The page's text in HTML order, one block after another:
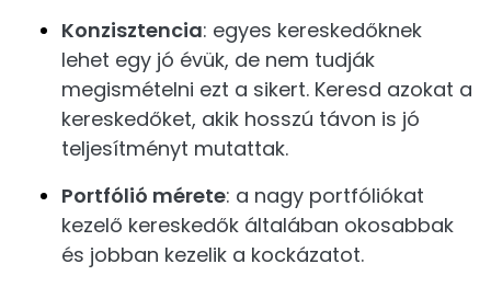
Konzisztencia: egyes kereskedőknek
lehet egy jó évük, de nem tudják
megismételni ezt a sikert. Keresd azokat a
kereskedőket, akik hosszú távon is jó
teljesítményt mutattak.
Portfólió mérete: a nagy portfóliókat
kezelő kereskedők általában okosabbak
és jobban kezelik a kockázatot.